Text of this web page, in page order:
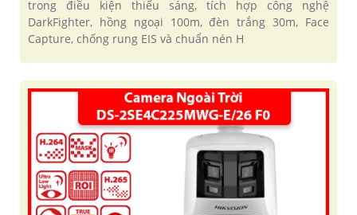
trong điều kiện thiếu sáng, tích hợp công nghệ
DarkFighter, hồng ngoại 100m, đèn trắng 30m, Face
Capture, chống rung EIS và chuẩn nén H